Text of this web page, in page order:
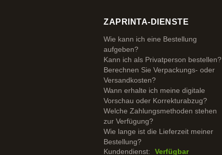
ZAPRINTA-DIENSTE
Wie kann ich eine Bestellung
aufgeben?
Kann ich als Privatperson bestellen?
Berechnen Sie Verpackungs- oder
Versandkosten?
Wann erhalte ich meine digitale
Vorschau oder Korrekturabzug?
Welche Zahlungsmethoden stehen
zur Verfügung?
Wie lange ist die Lieferzeit meiner
Bestellung?
Kundendienst: Verfügbar